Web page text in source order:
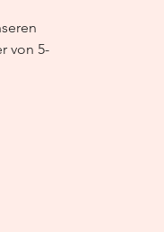
von 5-